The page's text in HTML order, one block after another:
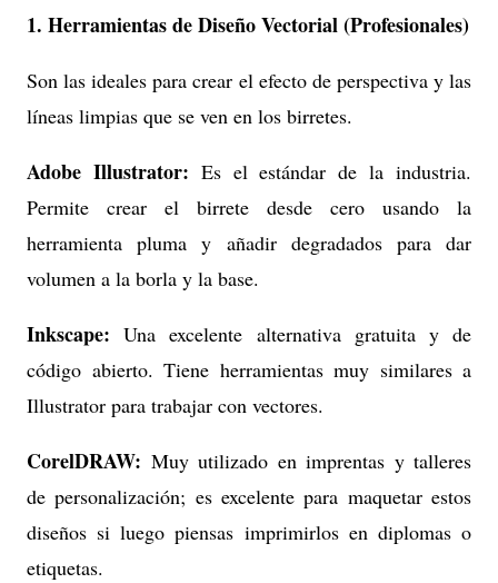
1. Herramientas de Diseño Vectorial (Profesionales)
Son las ideales para crear el efecto de perspectiva y las
líneas limpias que se ven en los birretes.
Adobe Illustrator: Es el estándar de la industria.
Permite crear el birrete desde cero usando la
herramienta pluma y añadir degradados para dar
volumen a la borla y la base.
Inkscape: Una excelente alternativa gratuita y de
código abierto. Tiene herramientas muy similares a
Illustrator para trabajar con vectores.
CorelDRAW: Muy utilizado en imprentas y talleres
de personalización; es excelente para maquetar estos
diseños si luego piensas imprimirlos en diplomas o
etiquetas.